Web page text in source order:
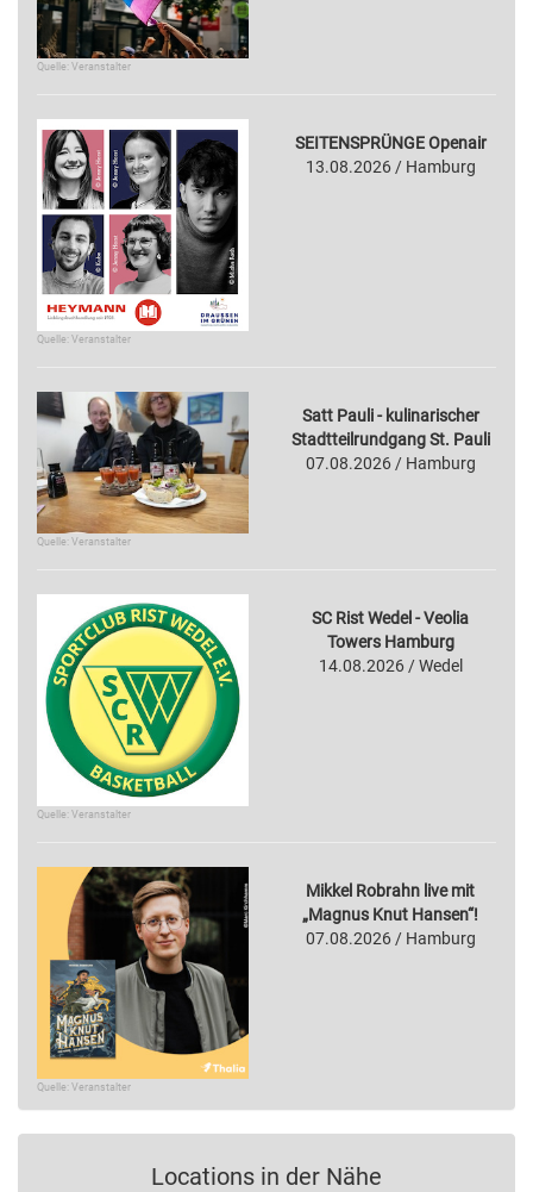
Quelle: Veranstalter
Quelle: Veranstalter
SEITENSPRÜNGE Openair
13.08.2026 / Hamburg
Quelle: Veranstalter
Satt Pauli - kulinarischer
Stadtteilrundgang St. Pauli
07.08.2026 / Hamburg
Quelle: Veranstalter
SC Rist Wedel - Veolia
Towers Hamburg
14.08.2026 / Wedel
Quelle: Veranstalter
Mikkel Robrahn live mit
„Magnus Knut Hansen“!
07.08.2026 / Hamburg
Locations in der Nähe